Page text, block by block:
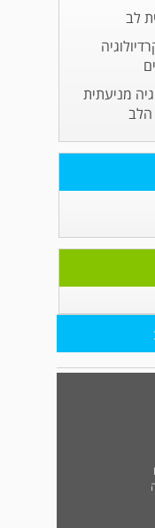
לב
מניעתית
הלב